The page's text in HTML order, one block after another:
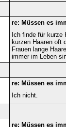
re: Müssen es
Ich finde für kurze
kurzen Haaren oft
Frauen lange
immer im Leben
re: Müssen es
Ich nicht.
re: Müssen es